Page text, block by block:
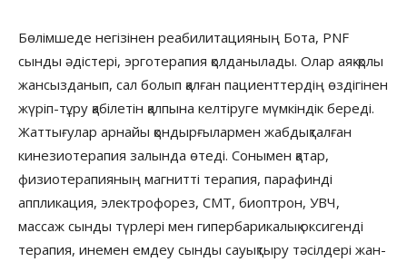
Бөлімшеде негізінен реабилитацияның Бота, PNF
сынды әдістері, эрготерапия қолданылады. Олар аяқ-қолы
жансызданып, сал болып қалған пациенттердің өздігінен
жүріп-тұру қабілетін қалпына келтіруге мүмкіндік береді.
Жаттығулар арнайы қондырғылармен жабдықталған
кинезиотерапия залында өтеді. Сонымен қатар,
физиотерапияның магнитті терапия, парафинді
аппликация, электрофорез, СМТ, биоптрон, УВЧ,
массаж сынды түрлері мен гипербарикалық оксигенді
терапия, инемен емдеу сынды сауықтыру тәсілдері жан-